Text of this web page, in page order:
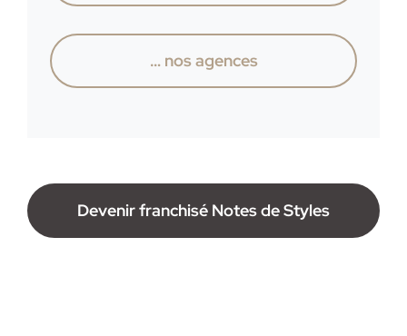
… nos agences
Devenir franchisé Notes de Styles